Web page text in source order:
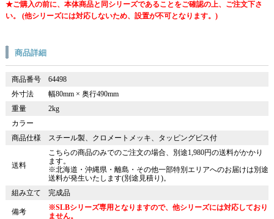
★ご購入の前に、本体商品と同シリーズであることをご確認の上、ご注文下さ
い。 (他シリーズには対応しないため、設置が不可となります。)
商品詳細
商品番号
64498
外寸法
幅80mm × 奥行490mm
重量
2kg
カラー
商品仕様
スチール製、クロメートメッキ、タッピングビス付
送料
こちらの商品のみでのご注文の場合、別途1,980円の送料がかかり
ます。
※北海道・沖縄県・離島・その他一部特別エリアへのお届けは別途
送料が発生いたします(別途見積り)。
組み立て
完成品
備考
※SLBシリーズ専用となりますので、他シリーズには対応しており
ません。